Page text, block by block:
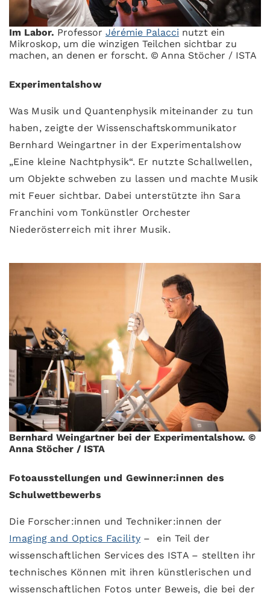
Im Labor. Professor Jérémie Palacci nutzt ein
Mikroskop, um die winzigen Teilchen sichtbar zu
machen, an denen er forscht. © Anna Stöcher / ISTA
Experimentalshow
Was Musik und Quantenphysik miteinander zu tun
haben, zeigte der Wissenschaftskommunikator
Bernhard Weingartner in der Experimentalshow
„Eine kleine Nachtphysik“. Er nutzte Schallwellen,
um Objekte schweben zu lassen und machte Musik
mit Feuer sichtbar. Dabei unterstützte ihn Sara
Franchini vom Tonkünstler Orchester
Niederösterreich mit ihrer Musik.
Bernhard Weingartner bei der Experimentalshow. ©
Anna Stöcher / ISTA
Fotoausstellungen und Gewinner:innen des
Schulwettbewerbs
Die Forscher:innen und Techniker:innen der
Imaging and Optics Facility – ein Teil der
wissenschaftlichen Services des ISTA – stellten ihr
technisches Können mit ihren künstlerischen und
wissenschaftlichen Fotos unter Beweis, die bei der